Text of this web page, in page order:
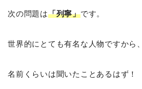
次の問題は「列寧」です。
世界的にとても有名な人物ですから、
名前くらいは聞いたことあるはず！